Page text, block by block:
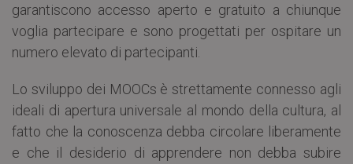
garantiscono accesso aperto e gratuito a chiunque
voglia partecipare e sono progettati per ospitare un
numero elevato di partecipanti.
Lo sviluppo dei MOOCs è strettamente connesso agli
ideali di apertura universale al mondo della cultura, al
fatto che la conoscenza debba circolare liberamente
e che il desiderio di apprendere non debba subire